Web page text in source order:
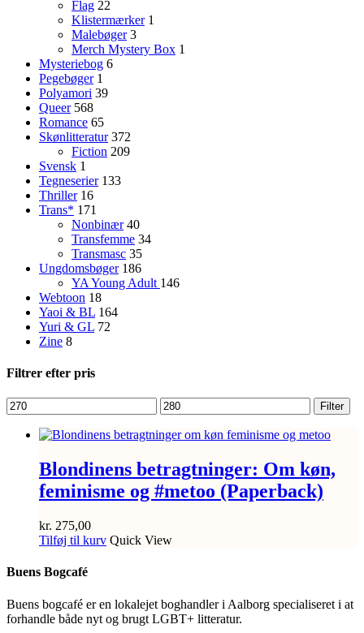
Flag 22
Klistermærker 1
Malebøger 3
Merch Mystery Box 1
Mysteriebog 6
Pegebøger 1
Polyamori 39
Queer 568
Romance 65
Skønlitteratur 372
Fiction 209
Svensk 1
Tegneserier 133
Thriller 16
Trans* 171
Nonbinær 40
Transfemme 34
Transmasc 35
Ungdomsbøger 186
YA Young Adult 146
Webtoon 18
Yaoi & BL 164
Yuri & GL 72
Zine 8
Filtrer efter pris
Mindste
pris
Højeste
pris
Filter
Blondinens betragtninger: Om køn,
feminisme og #metoo (Paperback)
kr. 275,00
Tilføj til kurv Quick View
Buens Bogcafé
Buens bogcafé er en lokalejet boghandler i Aalborg specialiseret i at
forhandle både nyt og brugt LGBT+ litteratur.